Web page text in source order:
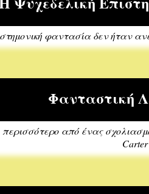
φαντασία δεν ήταν
Φανταστική
από ένας
Carter